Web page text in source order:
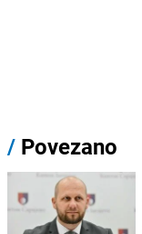
/ Povezano